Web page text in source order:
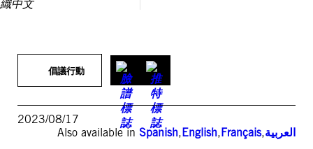
倡議行動
2023/08/17
Also available in Spanish,English,Français,العربية